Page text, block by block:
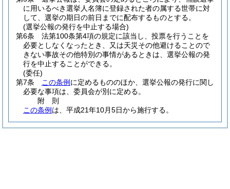
に用いるべき選挙人名簿に登録された者の属する世帯に対
して、選挙の期日の前日までに配布するものとする。
(選挙公報の発行を中止する場合)
第6条
法第100条第4項の規定に該当し、投票を行うことを
必要としなくなったとき、又は天災その他避けることので
きない事故その他特別の事情があるときは、選挙公報の発
行を中止することができる。
(委任)
第7条
この条例 に定めるもののほか、選挙公報の発行に関し
必要な事項は、委員会が別に定める。
附 則
この条例 は、平成21年10月5日から施行する。